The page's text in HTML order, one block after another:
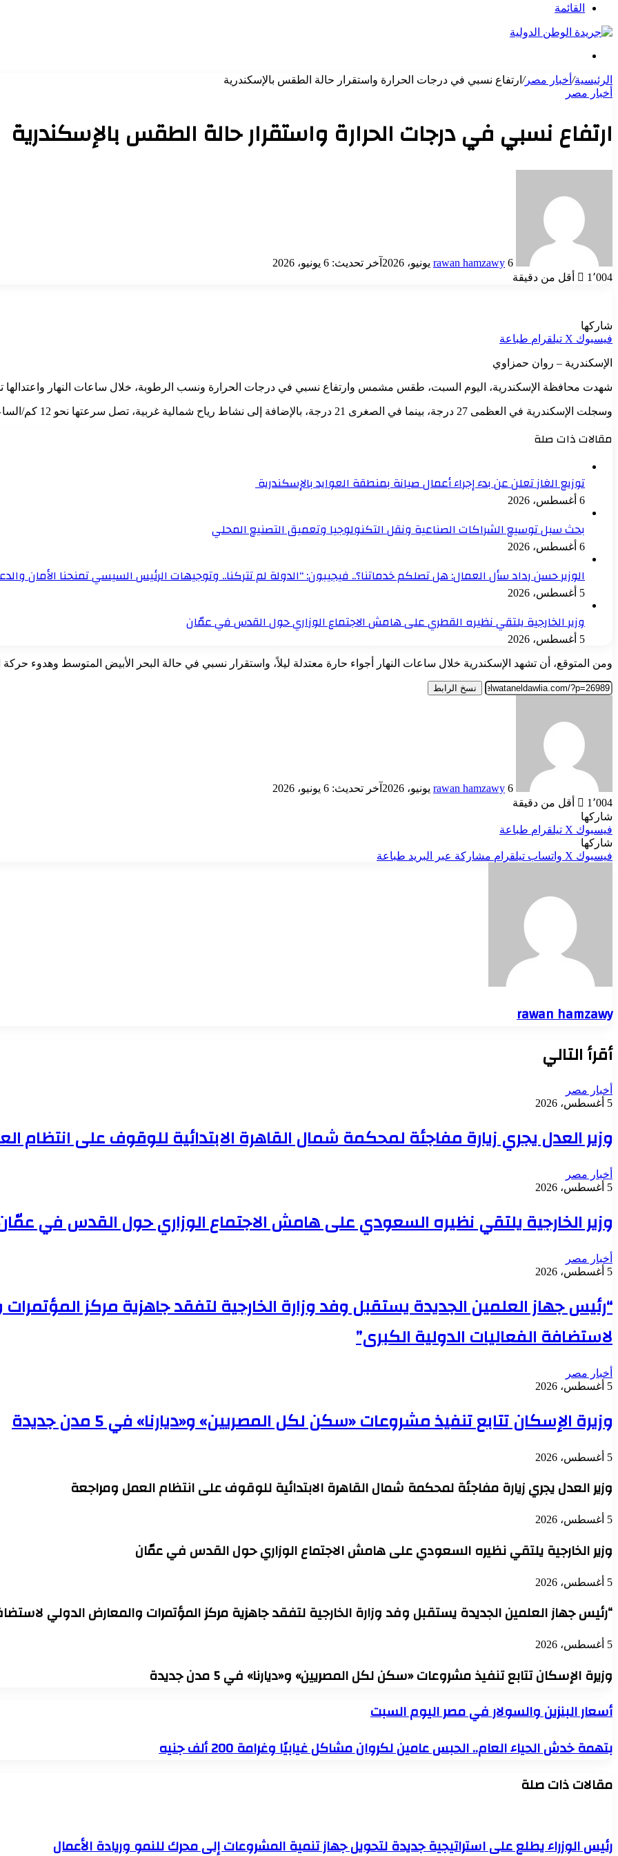
القائمة
الرئيسية/ أخبار مصر/ ارتفاع نسبي في درجات الحرارة واستقرار حالة الطقس بالإسكندرية
أخبار مصر
ارتفاع نسبي في درجات الحرارة واستقرار حالة الطقس بالإسكندرية
rawan hamzawy 6 يونيو، 2026
آخر تحديث: 6 يونيو، 2026
1٬004
أقل من دقيقة
شاركها
فيسبوك ‫X تيلقرام طباعة
الإسكندرية – روان حمزاوي
شهدت محافظة الإسكندرية، اليوم السبت، طقس مشمس وارتفاع نسبي في درجات الحرارة ونسب الرطوبة، خلال ساعات النهار واعتدالها
وسجلت الإسكندرية في العظمى 27 درجة، بينما في الصغرى 21 درجة، بالإضافة إلى نشاط رياح شمالية غربية، تصل سرعتها نحو 12 كم/الساعة.
مقالات ذات صلة
توزيع الغاز تعلن عن بدء إجراء أعمال صيانة بمنطقة العوايد بالإسكندرية
6 أغسطس، 2026
بحث سبل توسيع الشراكات الصناعية ونقل التكنولوجيا وتعميق التصنيع المحلي
6 أغسطس، 2026
الوزير حسن رداد سأل العمال: هل تصلكم خدماتنا؟.. فيجيبون: “الدولة لم تتركنا.. وتوجيهات الرئيس السيسي تمنحنا الأمان
5 أغسطس، 2026
وزير الخارجية يلتقي نظيره القطري على هامش الاجتماع الوزاري حول القدس في عمّان
5 أغسطس، 2026
ومن المتوقع، أن تشهد الإسكندرية خلال ساعات النهار أجواء حارة معتدلة ليلاً، واستقرار نسبي في حالة البحر الأبيض المتوسط وهدوء حركة
نسخ الرابط
rawan hamzawy 6 يونيو، 2026
آخر تحديث: 6 يونيو، 2026
1٬004
أقل من دقيقة
شاركها
فيسبوك ‫X تيلقرام طباعة
شاركها
فيسبوك ‫X واتساب تيلقرام مشاركة عبر البريد طباعة
rawan hamzawy
أقرأ التالي
أخبار مصر
5 أغسطس، 2026
وزير العدل يجري زيارة مفاجئة لمحكمة شمال القاهرة الابتدائية للوقوف على انتظام
أخبار مصر
5 أغسطس، 2026
وزير الخارجية يلتقي نظيره السعودي على هامش الاجتماع الوزاري حول القدس في
أخبار مصر
5 أغسطس، 2026
“رئيس جهاز العلمين الجديدة يستقبل وفد وزارة الخارجية لتفقد جاهزية مركز
لاستضافة الفعاليات الدولية الكبرى”
أخبار مصر
5 أغسطس، 2026
وزيرة الإسكان تتابع تنفيذ مشروعات «سكن لكل المصريين» و«ديارنا» في 5 مدن جديدة
5 أغسطس، 2026
وزير العدل يجري زيارة مفاجئة لمحكمة شمال القاهرة الابتدائية للوقوف على انتظام العمل ومراجعة
5 أغسطس، 2026
وزير الخارجية يلتقي نظيره السعودي على هامش الاجتماع الوزاري حول القدس في عمّان
5 أغسطس، 2026
“رئيس جهاز العلمين الجديدة يستقبل وفد وزارة الخارجية لتفقد جاهزية مركز المؤتمرات والمعارض الدولي
5 أغسطس، 2026
وزيرة الإسكان تتابع تنفيذ مشروعات «سكن لكل المصريين» و«ديارنا» في 5 مدن جديدة
أسعار
البنزين
في
مصر
السبت
أسعار البنزين والسولار في مصر اليوم السبت
بتهمة
خدش
العام..
غيابيًا
بتهمة خدش الحياء العام.. الحبس عامين لكروان مشاكل غيابيًا وغرامة 200 ألف جنيه
مقالات ذات صلة
رئيس الوزراء يطلع على استراتيجية جديدة لتحويل جهاز تنمية المشروعات إلى محرك للنمو وريادة الأعمال